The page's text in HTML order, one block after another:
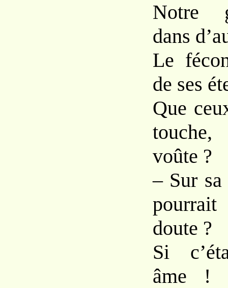
Notre
dans
Le
de ses
Que
voûte ?
– Sur sa
doute ?
Si
âme !